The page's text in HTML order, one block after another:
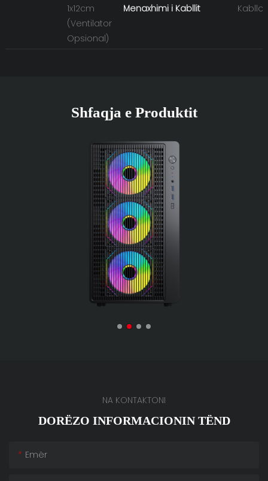
1x12cm
(Ventilator
Opsional)
Menaxhimi i Kabllit Kabllo
Shfaqja e Produktit
NA KONTAKTONI
DORËZO INFORMACIONIN TËND
Emër